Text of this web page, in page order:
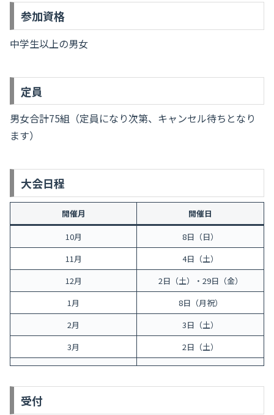
参加資格
中学生以上の男女
定員
男女合計75組（定員になり次第、キャンセル待ちとなり
ます）
大会日程
開催月
開催日
10月
8日（日）
11月
4日（土）
12月
2日（土）・29日（金）
1月
8日（月祝）
2月
3日（土）
3月
2日（土）
受付